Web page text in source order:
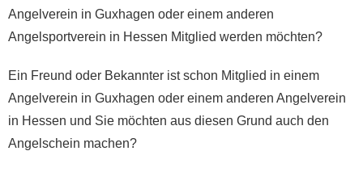
Angelverein in Guxhagen oder einem anderen
Angelsportverein in Hessen Mitglied werden möchten?
Ein Freund oder Bekannter ist schon Mitglied in einem
Angelverein in Guxhagen oder einem anderen Angelverein
in Hessen und Sie möchten aus diesen Grund auch den
Angelschein machen?